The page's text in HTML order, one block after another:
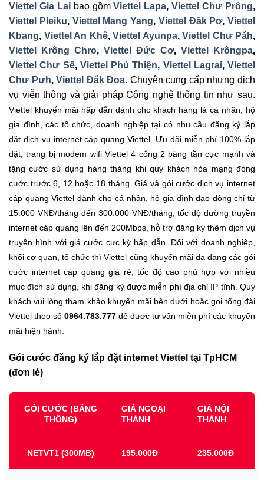
Viettel Gia Laibao gồmViettel Lapa,Viettel Chư Prông,
Viettel Pleiku, Viettel Mang Yang, Viettel Đăk Pơ, Viettel
Kbang, Viettel An Khê, Viettel Ayunpa, Viettel Chư Păh,
Viettel Krông Chro, Viettel Đức Cơ, Viettel Krôngpa,
Viettel Chư Sê, Viettel Phú Thiện, Viettel Lagrai, Viettel
Chư Pưh,Viettel Đăk Đoa. Chuyên cung cấp nhưng dịch
vụ viễn thông và giải pháp Công nghệ thông tin như sau.
Viettel khuyến mãi hấp dẫn dành cho khách hàng là cá nhân, hộ
gia đình, các tổ chức, doanh nghiệp tại có nhu cầu đăng ký lắp
đặt dịch vụ internet cáp quang Viettel. Ưu đãi miễn phí 100% lắp
đặt, trang bị modem wifi Viettel 4 cổng 2 băng tần cực mạnh và
tặng cước sử dụng hàng tháng khi quý khách hòa mạng đóng
cước trước 6, 12 hoặc 18 tháng. Giá và gói cước dịch vụ internet
cáp quang Viettel dành cho cá nhân, hộ gia đình dao động chỉ từ
15.000 VNĐ/tháng đến 300.000 VNĐ/tháng, tốc độ đường truyền
internet cáp quang lên đến 200Mbps, hỗ trợ đăng ký thêm dịch vụ
truyền hình với giá cước cực kỳ hấp dẫn. Đối với doanh nghiệp,
khối cơ quan, tổ chức thì Viettel cũng khuyến mãi đa dạng các gói
cước internet cáp quang giá rẻ, tốc độ cao phù hợp với nhiều
mục đích sử dụng, khi đăng ký được miễn phí địa chỉ IP tĩnh. Quý
khách vui lòng tham khảo khuyến mãi bên dưới hoặc gọi tổng đài
Viettel theo số 0964.783.777 để được tư vấn miễn phí các khuyến
mãi hiện hành.
Gói cước đăng ký lắp đặt internet Viettel tại TpHCM
(đơn lẻ)
GÓI CƯỚC (BĂNG
THÔNG)
GIÁ NGOẠI
THÀNH
GIÁ NỘI
THÀNH
NETVT1 (300MB) 195.000Đ 235.000Đ